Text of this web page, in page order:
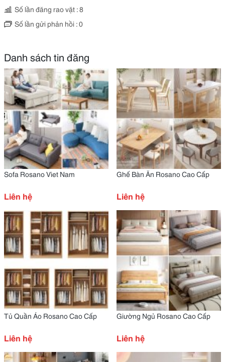
Số lần đăng rao vặt : 8
Số lần gửi phản hồi : 0
Danh sách tin đăng
Sofa Rosano Viet Nam
Liên hệ
Ghế Bàn Ăn Rosano Cao Cấp
Liên hệ
Tủ Quần Áo Rosano Cao Cấp
Liên hệ
Giường Ngủ Rosano Cao Cấp
Liên hệ